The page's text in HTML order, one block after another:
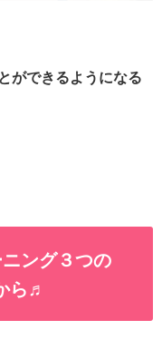
ができるようになる
ング３つの
ら♬